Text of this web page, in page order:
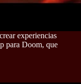
experiencias
para Doom, que